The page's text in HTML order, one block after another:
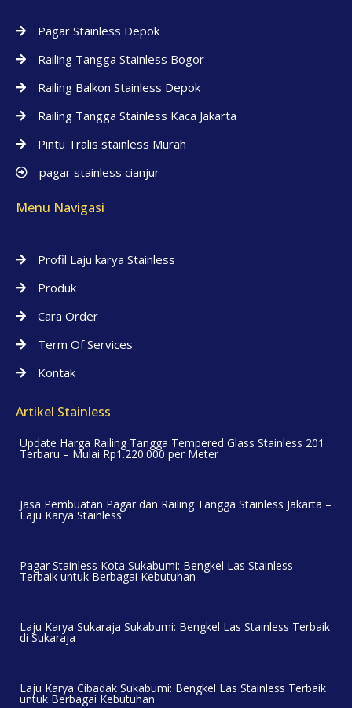
Pagar Stainless Depok
Railing Tangga Stainless Bogor
Railing Balkon Stainless Depok
Railing Tangga Stainless Kaca Jakarta
Pintu Tralis stainless Murah
pagar stainless cianjur
Menu Navigasi
Profil Laju karya Stainless
Produk
Cara Order
Term Of Services
Kontak
Artikel Stainless
Update Harga Railing Tangga Tempered Glass Stainless 201
Terbaru – Mulai Rp1.220.000 per Meter
Jasa Pembuatan Pagar dan Railing Tangga Stainless Jakarta –
Laju Karya Stainless
Pagar Stainless Kota Sukabumi: Bengkel Las Stainless
Terbaik untuk Berbagai Kebutuhan
Laju Karya Sukaraja Sukabumi: Bengkel Las Stainless Terbaik
di Sukaraja
Laju Karya Cibadak Sukabumi: Bengkel Las Stainless Terbaik
untuk Berbagai Kebutuhan